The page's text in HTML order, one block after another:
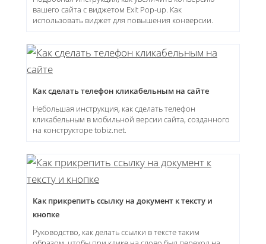
вашего сайта с виджетом Exit Pop-up. Как
использовать виджет для повышения конверсии.
Как сделать телефон кликабельным на сайте
Небольшая инструкция, как сделать телефон
кликабельным в мобильной версии сайта, созданного
на конструкторе tobiz.net.
Как прикрепить ссылку на документ к тексту и
кнопке
Руководство, как делать ссылки в тексте таким